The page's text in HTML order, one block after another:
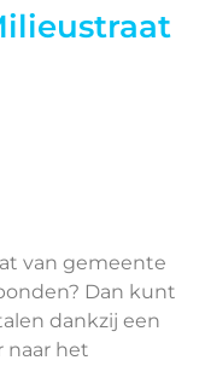
van gemeente
Dan kunt
dankzij een
naar het